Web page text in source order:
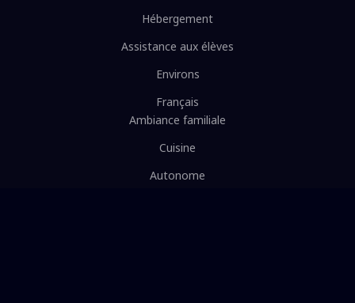
Hébergement
Assistance aux élèves
Environs
Français
Ambiance familiale
Cuisine
Autonome